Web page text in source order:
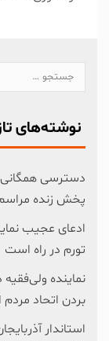
نوشته‌های
دسترسی همگانی
پخش زنده مراسم
ادعای عجیب
تورم در راه است
نماینده
بردن اتحاد
استاندار